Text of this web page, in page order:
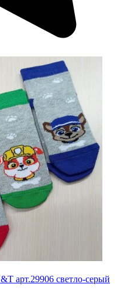
арт.29906 светло-серый